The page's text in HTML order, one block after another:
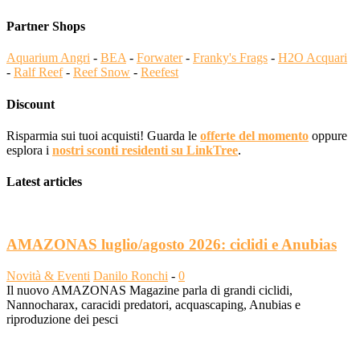
Partner Shops
Aquarium Angri - BEA- Forwater- Franky's Frags - H2O Acquari
- Ralf Reef- Reef Snow - Reefest
Discount
Risparmia sui tuoi acquisti! Guarda le offerte del momento oppure
esplora i nostri sconti residenti su LinkTree.
Latest articles
AMAZONAS luglio/agosto 2026: ciclidi e Anubias
Novità & Eventi Danilo Ronchi - 0
Il nuovo AMAZONAS Magazine parla di grandi ciclidi,
Nannocharax, caracidi predatori, acquascaping, Anubias e
riproduzione dei pesci